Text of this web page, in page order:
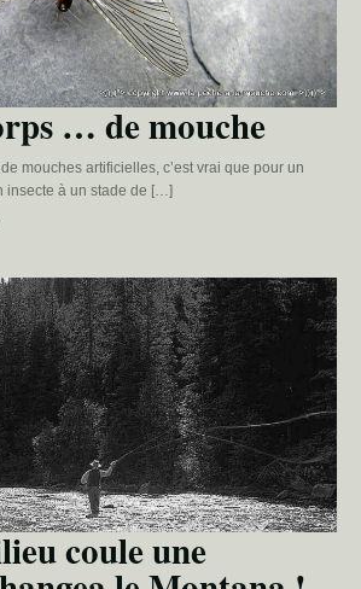
… de mouche
mouches artificielles, c’est vrai que pour un
insecte à un stade de […]
coule une